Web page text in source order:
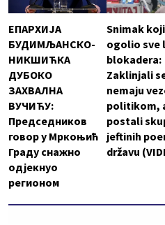
ЕПАРХИЈА
БУДИМЉАНСКО-
НИКШИЋКА
ДУБОКО
ЗАХВАЛНА
ВУЧИЋУ:
Председников
говор у Мркоњић
Граду снажно
одјекнуо
регионом
Snimak
ogolio sve
blokadera:
Zaklinjali
nemaju
politikom,
postali
jeftinih
državu